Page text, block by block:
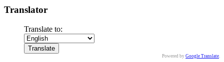
Translator
Translate to:
Powered by Google Translate